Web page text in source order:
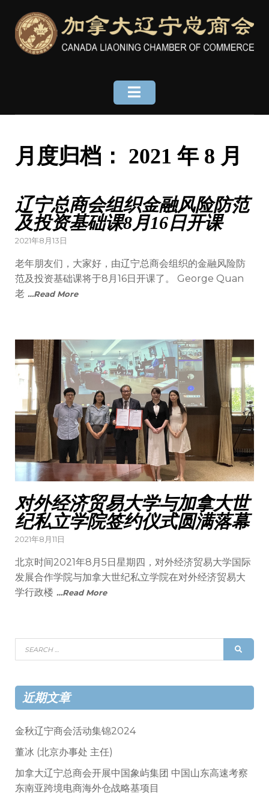
content
月度归档： 2021 年 8 月
辽宁总商会组织金融风险防范
及投资基础课8月16日开课
Posted
2021年8月13日
老年朋友们，大家好，由辽宁总商会组织的金融风险防
范及投资基础课将于8月16日开课了。 George Quan
老 …Read More
对外经济贸易大学与加拿大世
纪私立学院签约仪式圆满落幕
Posted
2021年8月11日
北京时间2021年8月5日星期四，对外经济贸易大学国际
发展合作学院与加拿大世纪私立学院在对外经济贸易大
学行政楼 …Read More
Search
for:
近期文章
金秋辽宁商会活动集锦2024
董冰 (北京办事处 主任)
加拿大辽宁总商会开展中国象屿集团 中国山东高速考察
东南亚跨境电商海外仓战略基项目